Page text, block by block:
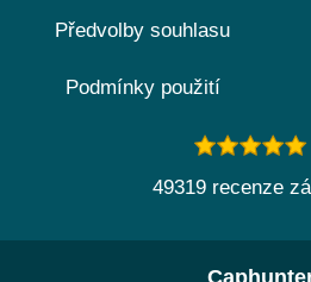
Předvolby souhlasu
Podmínky použití
49319 recenze